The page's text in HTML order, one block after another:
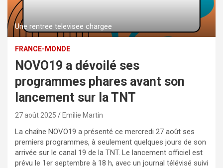
Une rentree televisee chargee
FRANCE-MONDE
NOVO19 a dévoilé ses
programmes phares avant son
lancement sur la TNT
27 août 2025 Emilie Martin
La chaîne NOVO19 a présenté ce mercredi 27 août ses
premiers programmes, à seulement quelques jours de son
arrivée sur le canal 19 de la TNT. Le lancement officiel est
prévu le 1er septembre à 18 h, avec un journal télévisé suivi